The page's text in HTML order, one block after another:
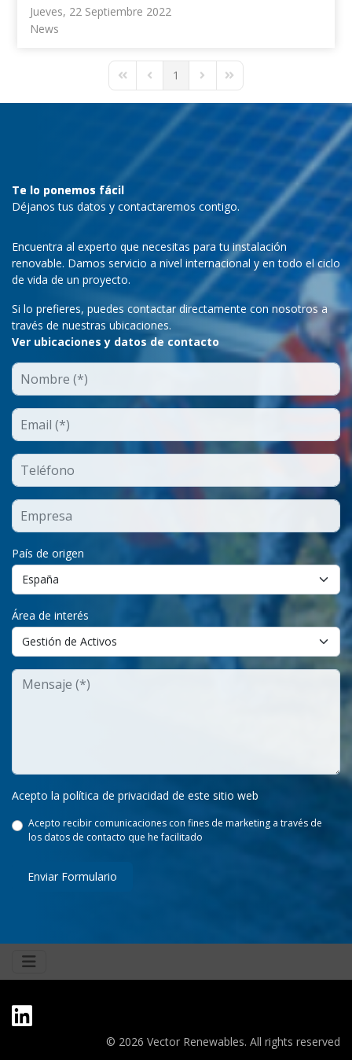
Jueves, 22 Septiembre 2022
News
First PagePrevious Page
1 Next PageLast Page
Te lo ponemos fácil
Déjanos tus datos y contactaremos contigo.
Encuentra al experto que necesitas para tu instalación
renovable. Damos servicio a nivel internacional y en todo el ciclo
de vida de un proyecto.
Si lo prefieres, puedes contactar directamente con nosotros a
través de nuestras ubicaciones.
Ver ubicaciones y datos de contacto
País de origen
Área de interés
Acepto la política de privacidad de este sitio web
Acepto recibir comunicaciones con fines de marketing a través de
los datos de contacto que he facilitado
Enviar Formulario
© 2026 Vector Renewables. All rights reserved